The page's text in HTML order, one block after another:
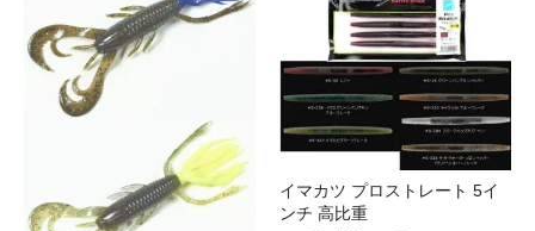
イマカツ プロストレート 5イ
ンチ 高比重